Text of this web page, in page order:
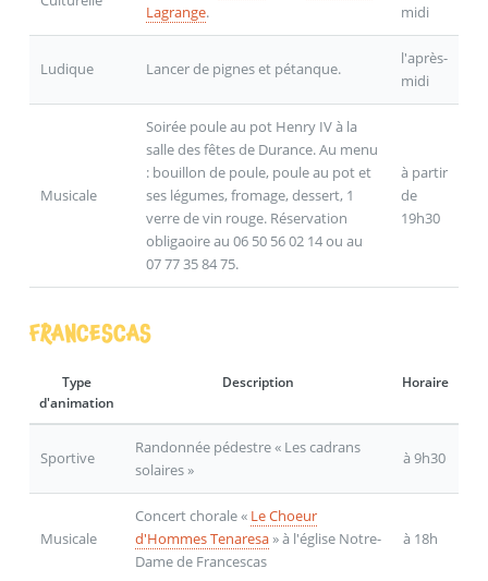
Lagrange.
midi
Ludique Lancer de pignes et pétanque.
l'après-
midi
Musicale
Soirée poule au pot Henry IV à la
salle des fêtes de Durance. Au menu
: bouillon de poule, poule au pot et
ses légumes, fromage, dessert, 1
verre de vin rouge. Réservation
obligaoire au 06 50 56 02 14 ou au
07 77 35 84 75.
à partir
de
19h30
FRANCESCAS
Type
d'animation
Description Horaire
Sportive
Randonnée pédestre « Les cadrans
solaires »
à 9h30
Musicale
Concert chorale « Le Choeur
d'Hommes Tenaresa» à l'église Notre-
Dame de Francescas
à 18h